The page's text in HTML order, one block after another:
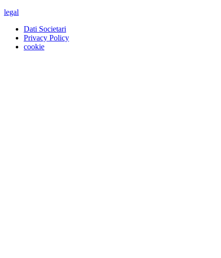
legal
Dati Societari
Privacy Policy
cookie